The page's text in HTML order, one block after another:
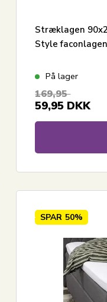
Stræklagen
Style faconlagen
På lager
169,95
59,95 DKK
SPAR 50%